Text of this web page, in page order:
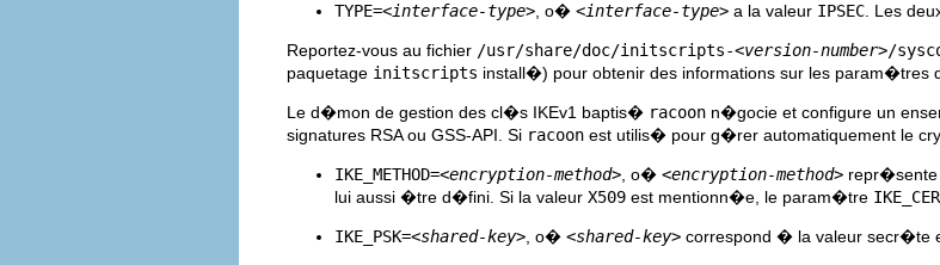
TYPE=<interface-type> , o� <interface-type> a la valeur IPSEC . Les
Reportez-vous au fichier /usr/share/doc/initscripts-<version-number>/
paquetage initscripts install�) pour obtenir des informations sur les param�tres
Le d�mon de gestion des cl�s IKEv1 baptis� racoon n�gocie et configure un
signatures RSA ou GSS-API. Si racoon est utilis� pour g�rer automatiquement le
IKE_METHOD=<encryption-method> , o� <encryption-method> repr�sente
lui aussi �tre d�fini. Si la valeur X509 est mentionn�e, le param�tre
IKE_PSK=<shared-key> , o� <shared-key> correspond � la valeur secr�te